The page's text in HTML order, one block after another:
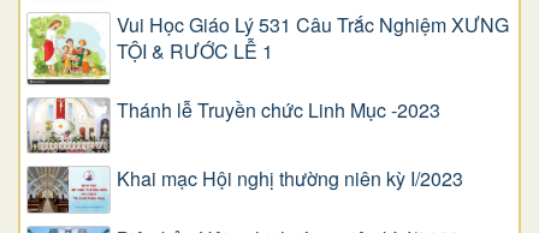
Vui Học Giáo Lý 531 Câu Trắc Nghiệm XƯNG
TỘI & RƯỚC LỄ 1
Thánh lễ Truyền chức Linh Mục -2023
Khai mạc Hội nghị thường niên kỳ I/2023